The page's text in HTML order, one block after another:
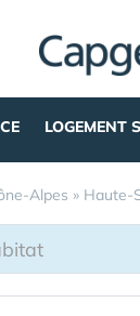
LOGEMENT
Alpes » Haute-